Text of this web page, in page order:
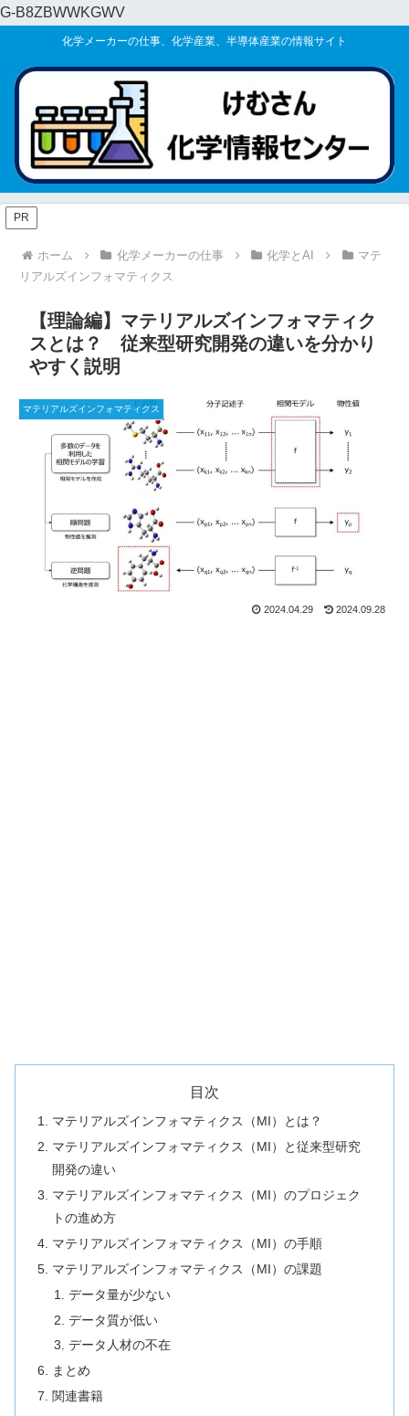
G-B8ZBWWKGWV
化学メーカーの仕事、化学産業、半導体産業の情報サイト
PR
ホーム 化学メーカーの仕事 化学とAI
マテ
リアルズインフォマティクス
【理論編】マテリアルズインフォマティク
スとは？ 従来型研究開発の違いを分かり
やすく説明
マテリアルズインフォマティクス
2024.04.29 2024.09.28
目次
マテリアルズインフォマティクス（MI）とは？
マテリアルズインフォマティクス（MI）と従来型研究
開発の違い
マテリアルズインフォマティクス（MI）のプロジェク
トの進め方
マテリアルズインフォマティクス（MI）の手順
マテリアルズインフォマティクス（MI）の課題
データ量が少ない
データ質が低い
データ人材の不在
まとめ
関連書籍